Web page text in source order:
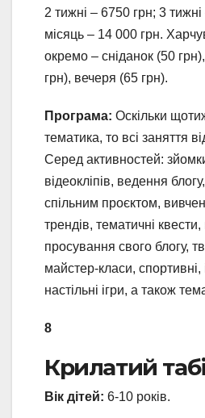
2 тижні – 6750 грн; 3
місяць – 14 000 грн.
окремо – сніданок (50
грн), вечеря (65 грн).
Програма: Оскільки
тематика, то всі заняття
Серед активностей:
відеокліпів, ведення
спільним проєктом,
трендів, тематичні
просування свого блогу,
майстер-класи, спортивні,
настільні ігри, а також
8
Крилатий
Вік дітей: 6-10 років.